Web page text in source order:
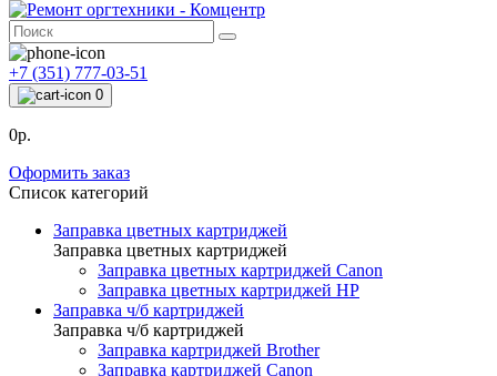
+7 (351) 777-03-51
0
0р.
Оформить заказ
Список категорий
Заправка цветных картриджей
Заправка цветных картриджей
Заправка цветных картриджей Canon
Заправка цветных картриджей HP
Заправка ч/б картриджей
Заправка ч/б картриджей
Заправка картриджей Brother
Заправка картриджей Canon